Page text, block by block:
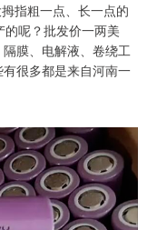
指粗一点、长一点的
呢？批发价一两美
膜、电解液、卷绕工
很多都是来自河南一